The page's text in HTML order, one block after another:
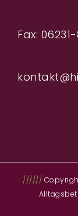
Fax:
//////